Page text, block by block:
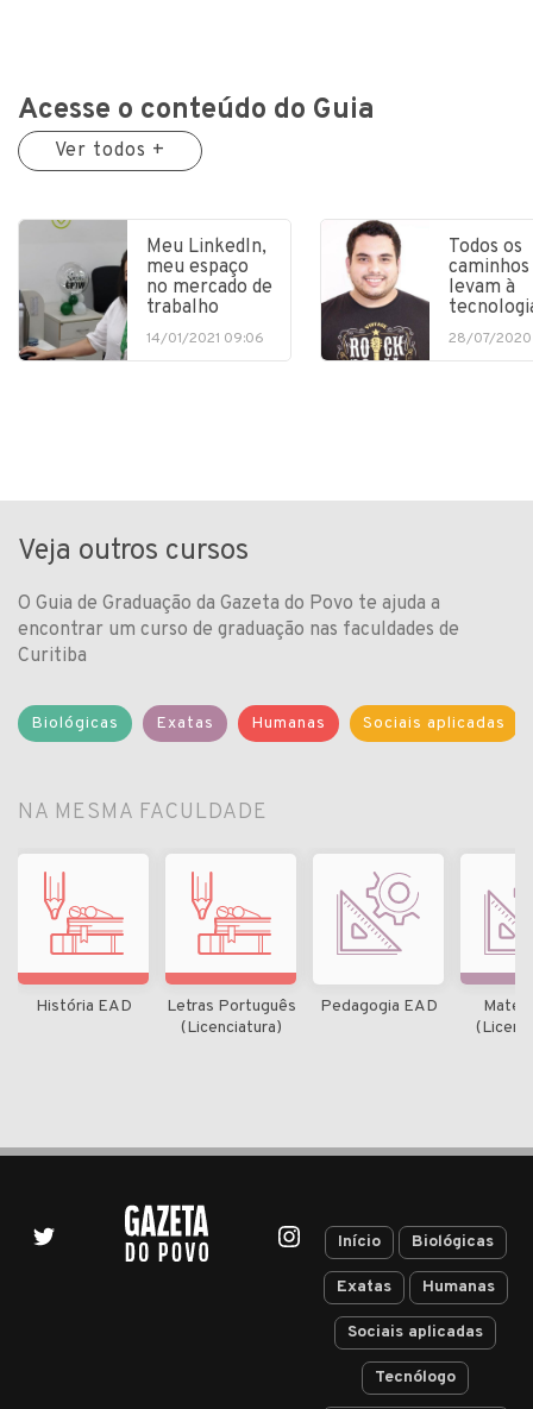
Acesse o conteúdo do Guia
Ver todos +
Meu LinkedIn,
meu espaço
no mercado de
trabalho
14/01/2021 09:06
Todos os
caminhos
levam à
28/07/2020
Veja outros cursos
O Guia de Graduação da Gazeta do Povo te ajuda a
encontrar um curso de graduação nas faculdades de
Curitiba
Biológicas Exatas Humanas Sociais aplicadas
NA MESMA FACULDADE
História EAD
Letras Português
(Licenciatura)
Pedagogia EAD
Início Biológicas
Exatas Humanas
Sociais aplicadas
Tecnólogo